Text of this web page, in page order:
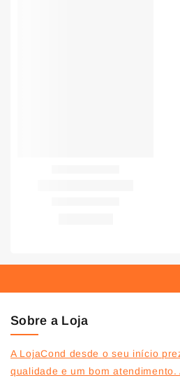
Sobre a Loja
A LojaCond desde o seu início
qualidade e um bom atendimento.